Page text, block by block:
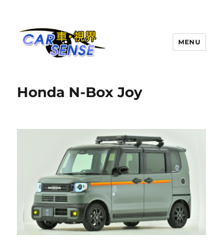
MENU
Honda N-Box Joy